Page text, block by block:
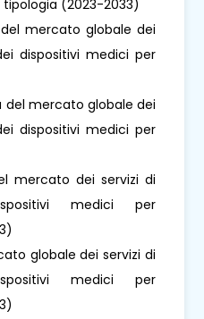
(2023-2033)
mercato globale dei
dispositivi medici per
del mercato globale dei
dispositivi medici per
mercato dei servizi di
medici per
globale dei servizi di
medici per